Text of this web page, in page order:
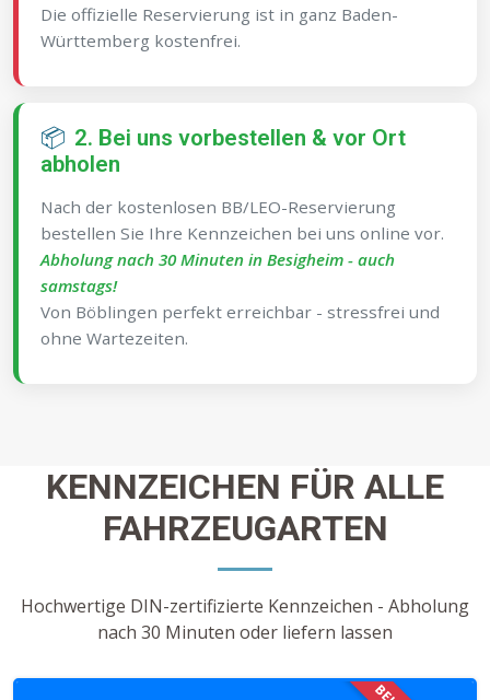
Die offizielle Reservierung ist in ganz Baden-
Württemberg kostenfrei.
📦 2. Bei uns vorbestellen & vor Ort
abholen
Nach der kostenlosen BB/LEO-Reservierung
bestellen Sie Ihre Kennzeichen bei uns online vor.
Abholung nach 30 Minuten in Besigheim - auch
samstags!
Von Böblingen perfekt erreichbar - stressfrei und
ohne Wartezeiten.
KENNZEICHEN FÜR ALLE
FAHRZEUGARTEN
Hochwertige DIN-zertifizierte Kennzeichen - Abholung
nach 30 Minuten oder liefern lassen